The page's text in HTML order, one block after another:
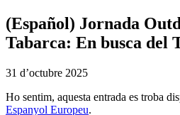
(Español) Jornada
Tabarca: En busca del
31 d’octubre 2025
Ho sentim, aquesta entrada es troba
Espanyol Europeu.